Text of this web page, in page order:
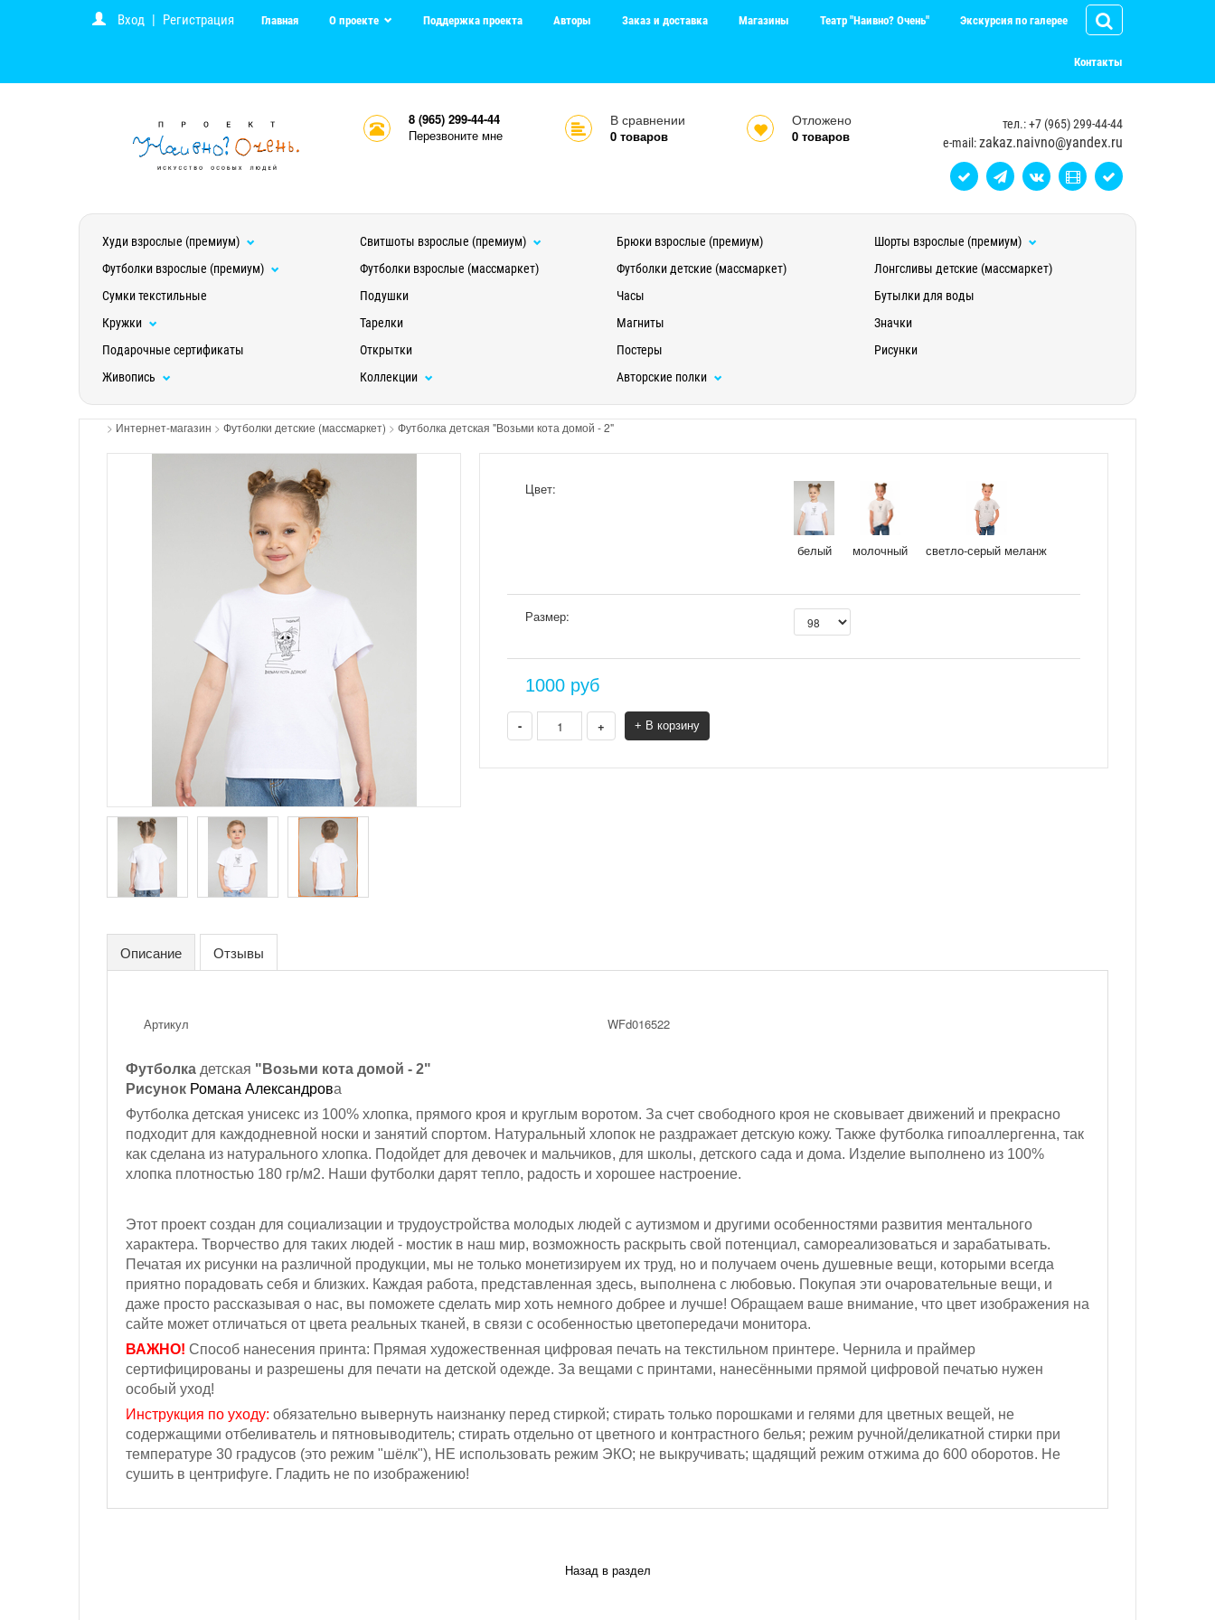
Вход | Регистрация Главная О проекте Поддержка проекта Авторы Заказ и доставка Магазины Театр "Наивно? Очень" Экскурсия по галерее
Контакты
8 (965) 299-44-44
Перезвоните мне
В сравнении
0товаров
Отложено
0 товаров
тел.: +7 (965) 299-44-44
e-mail:zakaz.naivno@yandex.ru
Худи взрослые (премиум) Свитшоты взрослые (премиум) Брюки взрослые (премиум)
Шорты взрослые (премиум)
Футболки взрослые (премиум)
Футболки взрослые (массмаркет) Футболки детские (массмаркет)
Лонгсливы детские (массмаркет)
Сумки текстильные
Подушки Часы
Бутылки для воды
Кружки
Тарелки Магниты
Значки
Подарочные сертификаты
Открытки Постеры
Рисунки
Живопись
Коллекции Авторские полки
> Интернет-магазин > Футболки детские (массмаркет) > Футболка детская "Возьми кота домой - 2"
Цвет:
белый молочный светло-серый меланж
Размер:
1000 руб
- + + В корзину
Описание Отзывы
Артикул WFd016522
Футболка детская "Возьми кота домой - 2"
Рисунок Романа Александрова
Футболка детская унисекс из 100% хлопка, прямого кроя и круглым воротом. За счет свободного кроя не сковывает движений и прекрасно
подходит для каждодневной носки и занятий спортом. Натуральный хлопок не раздражает детскую кожу. Также футболка гипоаллергенна, так
как сделана из натурального хлопка. Подойдет для девочек и мальчиков, для школы, детского сада и дома. Изделие выполнено из 100%
хлопка плотностью 180 гр/м2. Наши футболки дарят тепло, радость и хорошее настроение.
Этот проект создан для социализации и трудоустройства молодых людей с аутизмом и другими особенностями развития ментального
характера. Творчество для таких людей - мостик в наш мир, возможность раскрыть свой потенциал, самореализоваться и зарабатывать.
Печатая их рисунки на различной продукции, мы не только монетизируем их труд, но и получаем очень душевные вещи, которыми всегда
приятно порадовать себя и близких. Каждая работа, представленная здесь, выполнена с любовью. Покупая эти очаровательные вещи, и
даже просто рассказывая о нас, вы поможете сделать мир хоть немного добрее и лучше! Обращаем ваше внимание, что цвет изображения на
сайте может отличаться от цвета реальных тканей, в связи с особенностью цветопередачи монитора.
ВАЖНО! Способ нанесения принта: Прямая художественная цифровая печать на текстильном принтере. Чернила и праймер
сертифицированы и разрешены для печати на детской одежде. За вещами с принтами, нанесёнными прямой цифровой печатью нужен
особый уход!
Инструкция по уходу: обязательно вывернуть наизнанку перед стиркой; стирать только порошками и гелями для цветных вещей, не
содержащими отбеливатель и пятновыводитель; стирать отдельно от цветного и контрастного белья; режим ручной/деликатной стирки при
температуре 30 градусов (это режим "шёлк"), НЕ использовать режим ЭКО; не выкручивать; щадящий режим отжима до 600 оборотов. Не
сушить в центрифуге. Гладить не по изображению!
Назад в раздел